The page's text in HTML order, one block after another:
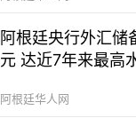
阿根廷央行外汇储
元 达近7年来最高
阿根廷华人网